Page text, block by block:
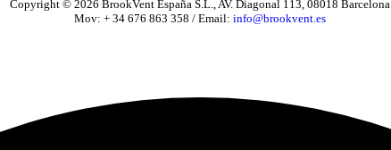
Copyright © 2026 BrookVent España S.L., AV. Diagonal 113, 08018 Barcelona
Mov: + 34 676 863 358 / Email: info@brookvent.es